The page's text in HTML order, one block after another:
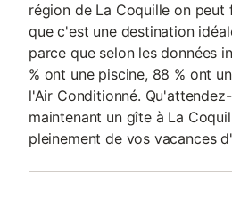
région de La Coquille on
que c'est une destination
parce que selon les données
% ont une piscine, 88 % ont
l'Air Conditionné.
maintenant un gîte à La
pleinement de vos vacances